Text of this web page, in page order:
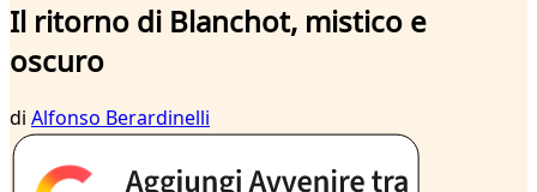
Il ritorno di Blanchot, mistico e
oscuro
di Alfonso Berardinelli